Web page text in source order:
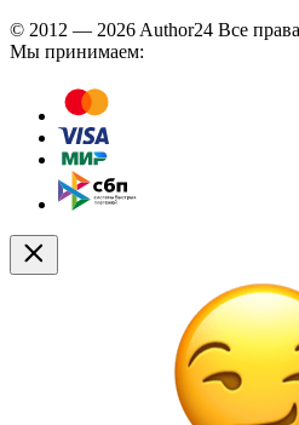
© 2012 — 2026 Author24 Все
Мы принимаем: